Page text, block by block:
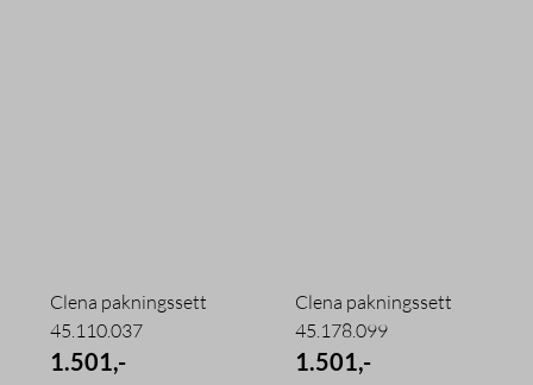
Clena pakningssett
45.110.037
1.501,-
Clena pakningssett
45.178.099
1.501,-